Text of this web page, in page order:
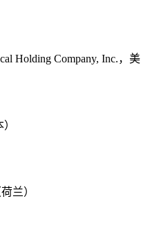
Holding Company, Inc.，美
兰）